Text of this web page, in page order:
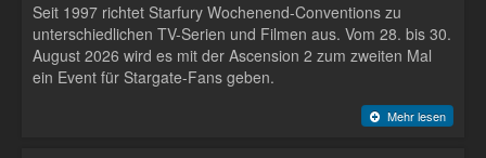
Seit 1997 richtet Starfury Wochenend-Conventions zu
unterschiedlichen TV-Serien und Filmen aus. Vom 28. bis 30.
August 2026 wird es mit der Ascension 2 zum zweiten Mal
ein Event für Stargate-Fans geben.
Mehr lesen